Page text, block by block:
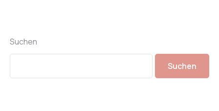
Suchen
Suchen